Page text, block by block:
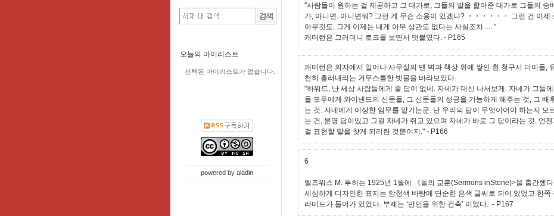
오늘의 마이리스트
선택된 마이리스트가 없습니다.
powered by aladin
"사람들이 원하는 걸 제공하고 그 대가로, 그들의 발을 핥아준 대가로 그들의 숭
가, 아니면. 아니면뭐? 그런 게 무슨 소용이 있겠나? ・・・・・・ 그런 건 이제
아무것도, 그게 이제는 내게 아무 상관도 없다는 사실조차......"
캐머런은 그러더니 로크를 보면서 덧붙였다. - P165
캐머런은 의자에서 일어나 사무실의 맨 벽과 책상 위에 쌓인 흰 청구서 더미들,
천히 흘러내리는 거무스름한 빗물을 바라보았다.
"하워드, 난 세상 사람들에게 줄 답이 없네. 자네가 대신 나서보게. 자네가 그들
들 모두에게 와이낸드의 신문들, 그 신문들의 성공을 가능하게 해주는 것, 그 배
는 것. 자네에게 이상한 임무를 맡기는군. 난 우리의 답이 무엇이어야 하는지 모
는 건, 분명 답이있고 그걸 자네가 쥐고 있으며 자네가 바로 그 답이라는 것, 언
걸 표현할 말을 찾게 되리란 것뿐이지." - P166
6
엘즈워스 M. 투히는 1925년 1월에 《돌의 교훈(Sermons inStone)>을 출간했
세심하게 디자인한 표지는 암청색 바탕에 단순한 은색 글씨로 되어 있었고 한쪽
라미드가 들어가 있었다. 부제는 ‘만인을 위한 건축‘ 이었다. - P167